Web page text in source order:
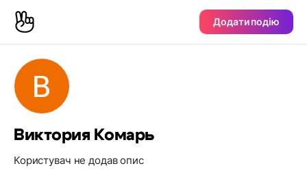
Додати подію
Виктория Комарь
Користувач не додав опис